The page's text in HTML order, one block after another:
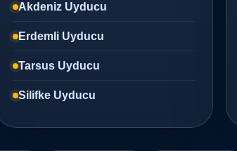
Akdeniz Uyducu
Erdemli Uyducu
Tarsus Uyducu
Silifke Uyducu